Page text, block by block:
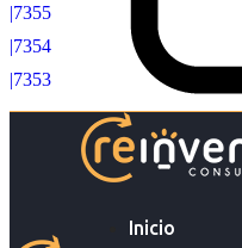
Inicio
|7355
|7354
|7353